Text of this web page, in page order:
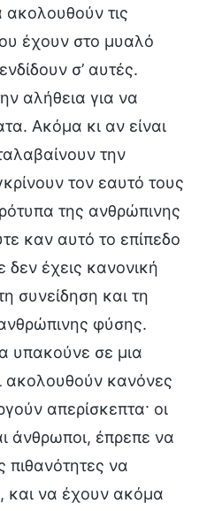
τις
έχουν στο μυαλό
σ’ αυτές.
αλήθεια για να
Ακόμα κι αν είναι
την
τον εαυτό τους
της ανθρώπινης
καν αυτό το επίπεδο
δεν έχεις κανονική
συνείδηση και τη
φύσης.
υπακούνε σε μια
ακολουθούν κανόνες
απερίσκεπτα· οι
άνθρωποι, έπρεπε να
πιθανότητες να
και να έχουν ακόμα